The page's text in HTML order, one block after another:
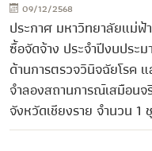
09/12/2568
ประกาศ มหาวิทยาลัยแม่ฟ้
ซื้อจัดจ้าง ประจำปีงบปร
ด้านการตรวจวินิจฉัยโรค
จำลองสถานการณ์เสมือนจ
จังหวัดเชียงราย จำนวน 1